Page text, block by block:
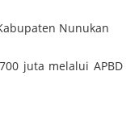
Nunukan
juta melalui APBD